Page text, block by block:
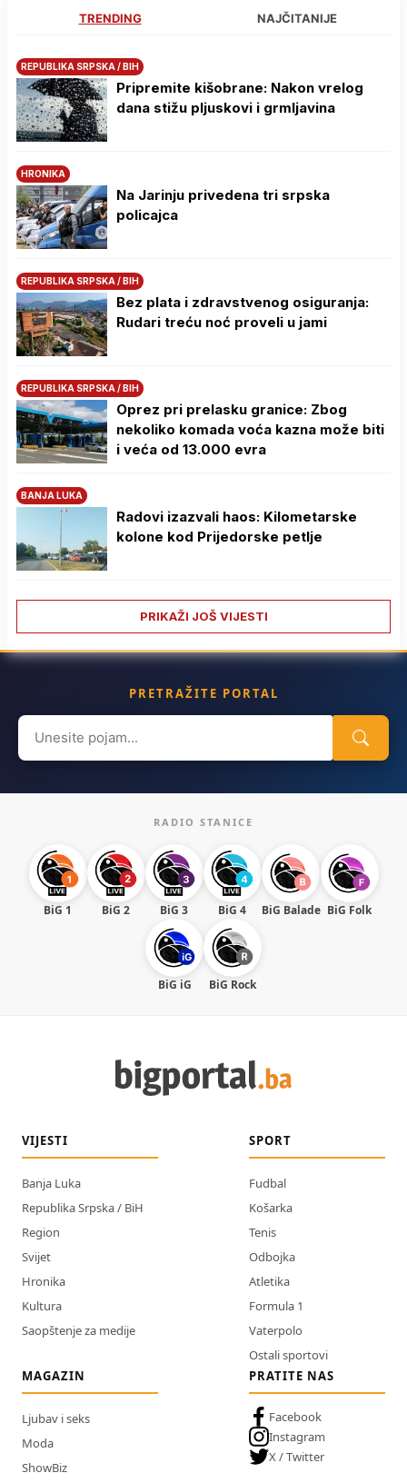
TRENDING NAJČITANIJE
REPUBLIKA SRPSKA / BIH
Pripremite kišobrane: Nakon vrelog
dana stižu pljuskovi i grmljavina
HRONIKA
Na Јarinju privedena tri srpska
policajca
REPUBLIKA SRPSKA / BIH
Bez plata i zdravstvenog osiguranja:
Rudari treću noć proveli u jami
REPUBLIKA SRPSKA / BIH
Oprez pri prelasku granice: Zbog
nekoliko komada voća kazna može biti
i veća od 13.000 evra
BANJA LUKA
Radovi izazvali haos: Kilometarske
kolone kod Prijedorske petlje
PRIKAŽI JOŠ VIJESTI
PRETRAŽITE PORTAL
Search
for:
RADIO STANICE
BiG 1 BiG 2 BiG 3 BiG 4 BiG Balade BiG Folk
BiG iG BiG Rock
VIJESTI
Banja Luka
Republika Srpska / BiH
Region
Svijet
Hronika
Kultura
Saopštenje za medije
SPORT
Fudbal
Košarka
Tenis
Odbojka
Atletika
Formula 1
Vaterpolo
Ostali sportovi
MAGAZIN
Ljubav i seks
Moda
ShowBiz
PRATITE NAS
Facebook
Instagram
X / Twitter